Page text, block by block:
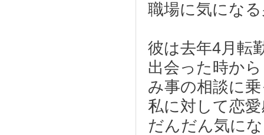
職場に気にな
彼は去年4月転
出会った時か
み事の相談に
私に対して恋
だんだん気に